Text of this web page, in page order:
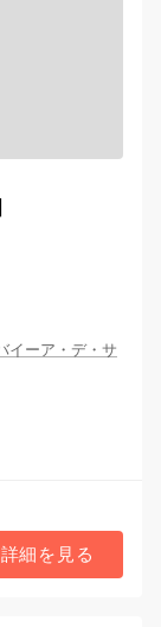
イーア・デ・サ
詳細を見る